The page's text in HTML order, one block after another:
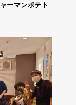
ーマンポテト